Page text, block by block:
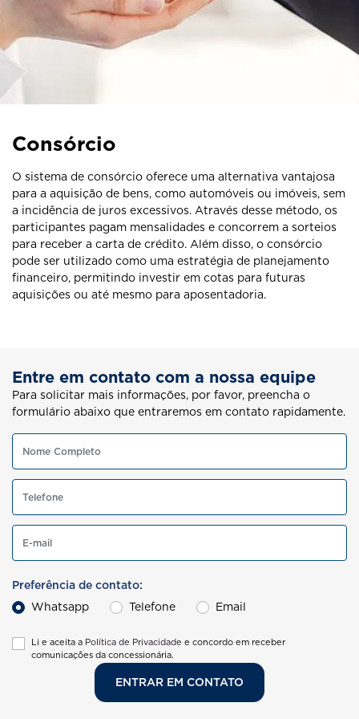
Consórcio
O sistema de consórcio oferece uma alternativa vantajosa
para a aquisição de bens, como automóveis ou imóveis, sem
a incidência de juros excessivos. Através desse método, os
participantes pagam mensalidades e concorrem a sorteios
para receber a carta de crédito. Além disso, o consórcio
pode ser utilizado como uma estratégia de planejamento
financeiro, permitindo investir em cotas para futuras
aquisições ou até mesmo para aposentadoria.
Entre em contato com a nossa equipe
Para solicitar mais informações, por favor, preencha o
formulário abaixo que entraremos em contato rapidamente.
Preferência de contato:
Whatsapp
Telefone Email
Li e aceita a Política de Privacidade e concordo em receber
comunicações da concessionária.
ENTRAR EM CONTATO